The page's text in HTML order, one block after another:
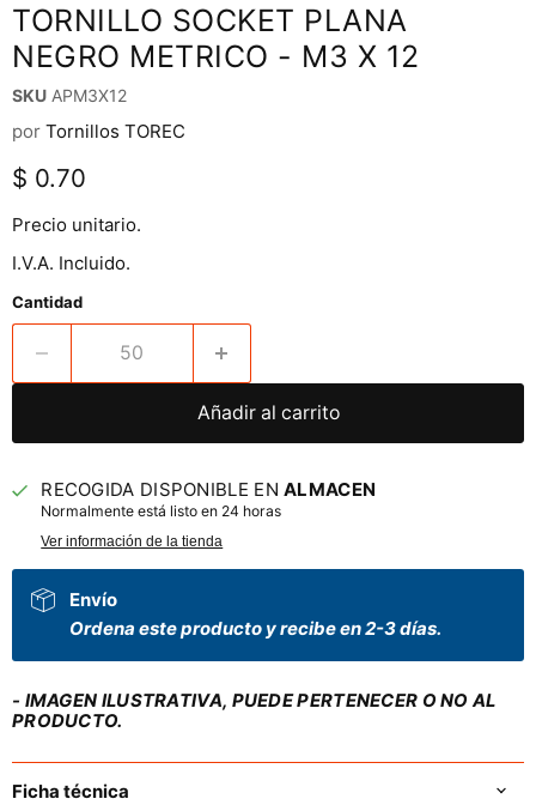
TORNILLO SOCKET PLANA
NEGRO METRICO - M3 X 12
SKU APM3X12
por Tornillos TOREC
Precio actual
$ 0.70
Precio unitario.
I.V.A. Incluido.
Cantidad
Añadir al carrito
RECOGIDA DISPONIBLE ENALMACEN
Normalmente está listo en 24 horas
Ver información de la tienda
Envío
Ordena este producto y recibe en 2-3 días.
- IMAGEN ILUSTRATIVA, PUEDE PERTENECER O NO AL
PRODUCTO.
Ficha técnica